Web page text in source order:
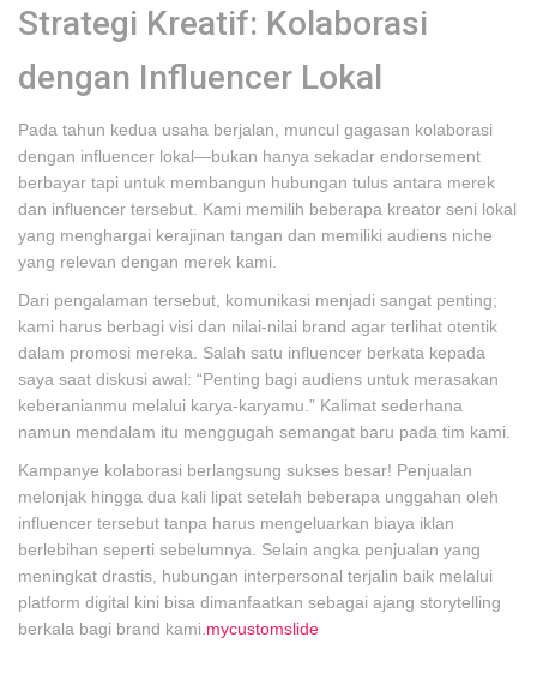
Strategi Kreatif: Kolaborasi
dengan Influencer Lokal
Pada tahun kedua usaha berjalan, muncul gagasan kolaborasi
dengan influencer lokal—bukan hanya sekadar endorsement
berbayar tapi untuk membangun hubungan tulus antara merek
dan influencer tersebut. Kami memilih beberapa kreator seni lokal
yang menghargai kerajinan tangan dan memiliki audiens niche
yang relevan dengan merek kami.
Dari pengalaman tersebut, komunikasi menjadi sangat penting;
kami harus berbagi visi dan nilai-nilai brand agar terlihat otentik
dalam promosi mereka. Salah satu influencer berkata kepada
saya saat diskusi awal: “Penting bagi audiens untuk merasakan
keberanianmu melalui karya-karyamu.” Kalimat sederhana
namun mendalam itu menggugah semangat baru pada tim kami.
Kampanye kolaborasi berlangsung sukses besar! Penjualan
melonjak hingga dua kali lipat setelah beberapa unggahan oleh
influencer tersebut tanpa harus mengeluarkan biaya iklan
berlebihan seperti sebelumnya. Selain angka penjualan yang
meningkat drastis, hubungan interpersonal terjalin baik melalui
platform digital kini bisa dimanfaatkan sebagai ajang storytelling
berkala bagi brand kami. mycustomslide